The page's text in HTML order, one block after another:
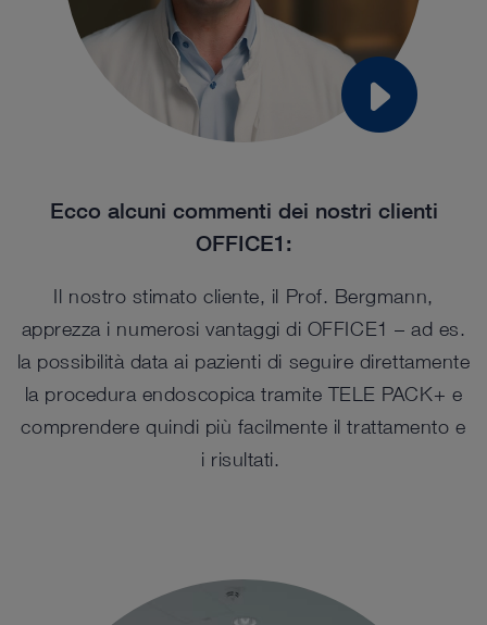
Ecco alcuni commenti dei nostri clienti
OFFICE1:
Il nostro stimato cliente, il Prof. Bergmann,
apprezza i numerosi vantaggi di OFFICE1 – ad es.
la possibilità data ai pazienti di seguire direttamente
la procedura endoscopica tramite TELE PACK+ e
comprendere quindi più facilmente il trattamento e
i risultati.